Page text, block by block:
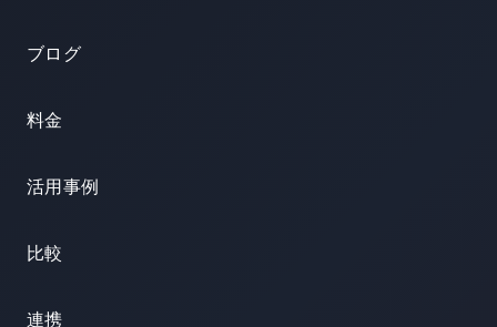
ブログ
料金
活用事例
比較
連携